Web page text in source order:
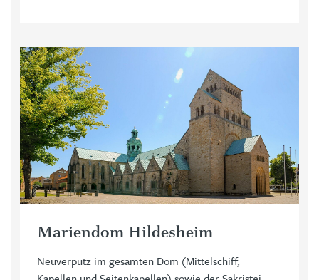
Mariendom Hildesheim
Neuverputz im gesamten Dom (Mittelschiff,